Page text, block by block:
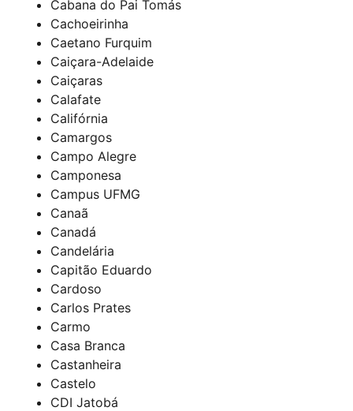
Cabana do Pai Tomás
Cachoeirinha
Caetano Furquim
Caiçara-Adelaide
Caiçaras
Calafate
Califórnia
Camargos
Campo Alegre
Camponesa
Campus UFMG
Canaã
Canadá
Candelária
Capitão Eduardo
Cardoso
Carlos Prates
Carmo
Casa Branca
Castanheira
Castelo
CDI Jatobá